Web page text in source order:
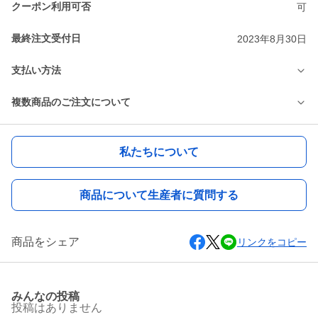
クーポン利用可否 可
最終注文受付日 2023年8月30日
支払い方法
複数商品のご注文について
私たちについて
商品について生産者に質問する
商品をシェア リンクをコピー
みんなの投稿
投稿はありません